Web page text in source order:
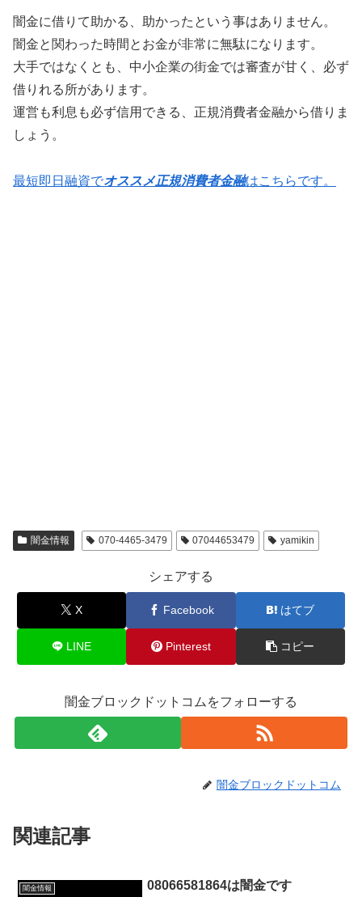
闇金に借りて助かる、助かったという事はありません。
闇金と関わった時間とお金が非常に無駄になります。
大手ではなくとも、中小企業の街金では審査が甘く、必ず
借りれる所があります。
運営も利息も必ず信用できる、正規消費者金融から借りま
しょう。
最短即日融資でオススメ正規消費者金融はこちらです。
闇金情報 070-4465-3479 07044653479 yamikin
シェアする
X Facebook はてブ
LINE Pinterest コピー
闇金ブロックドットコムをフォローする
闇金ブロックドットコム
関連記事
闇金情報 08066581864は闇金です